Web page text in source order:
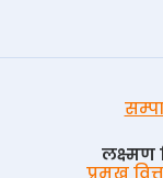
लक्ष्मण
प्रमुख